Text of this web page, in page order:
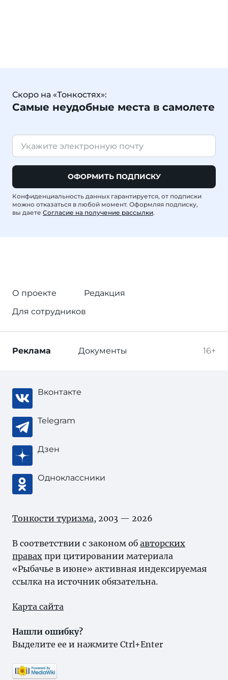
Скоро на «Тонкостях»:
Самые неудобные места в самолете
ОФОРМИТЬ ПОДПИСКУ
Конфиденциальность данных гарантируется, от подписки
можно отказаться в любой момент. Оформляя подписку,
вы даете Согласие на получение рассылки.
О проекте
Редакция
Для сотрудников
16+
Реклама Документы
Вконтакте
Telegram
Дзен
Одноклассники
Тонкости туризма, 2003 — 2026
В соответствии с законом об авторских
правах при цитировании материала
«Рыбачье в июне» активная индексируемая
ссылка на источник обязательна.
Карта сайта
Нашли ошибку?
Выделите ее и нажмите Ctrl+Enter